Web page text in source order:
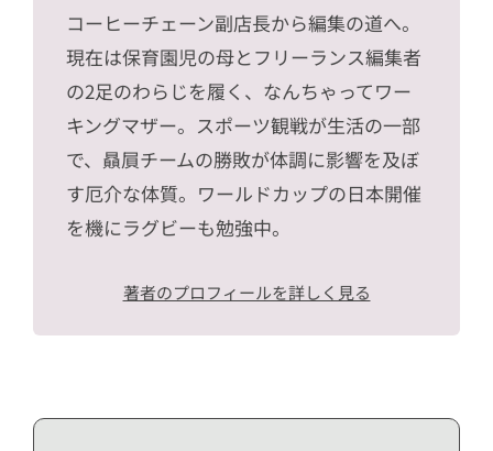
コーヒーチェーン副店長から編集の道へ。
現在は保育園児の母とフリーランス編集者
の2足のわらじを履く、なんちゃってワー
キングマザー。スポーツ観戦が生活の一部
で、贔屓チームの勝敗が体調に影響を及ぼ
す厄介な体質。ワールドカップの日本開催
を機にラグビーも勉強中。
著者のプロフィールを詳しく見る